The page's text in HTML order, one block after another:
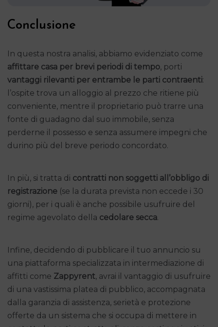
Conclusione
In questa nostra analisi, abbiamo evidenziato come
affittare casa per brevi periodi di tempo, porti
vantaggi rilevanti per entrambe le parti contraenti:
l’ospite trova un alloggio al prezzo che ritiene più
conveniente, mentre il proprietario può trarre una
fonte di guadagno dal suo immobile, senza
perderne il possesso e senza assumere impegni che
durino più del breve periodo concordato.
In più, si tratta di contratti non soggetti all’obbligo di
registrazione (se la durata prevista non eccede i 30
giorni), per i quali è anche possibile usufruire del
regime agevolato della cedolare secca.
Infine, decidendo di pubblicare il tuo annuncio su
una piattaforma specializzata in intermediazione di
affitti come Zappyrent, avrai il vantaggio di usufruire
di una vastissima platea di pubblico, accompagnata
dalla garanzia di assistenza, serietà e protezione
offerte da un sistema che si occupa di mettere in